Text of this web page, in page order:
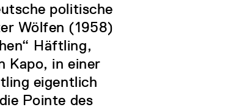
politische
Wölfen (1958)
Häftling,
Kapo, in einer
eigentlich
Pointe des